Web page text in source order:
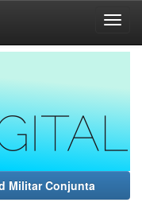
Militar Conjunta